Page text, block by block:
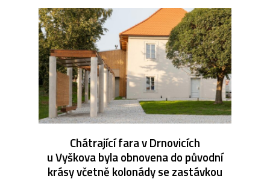
Chátrající fara v Drnovicích
u Vyškova byla obnovena do původní
krásy včetně kolonády se zastávkou